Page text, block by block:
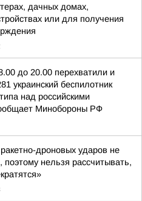
дачных домах,
или для получения
до 20.00 перехватили и
украинский беспилотник
над российскими
Минобороны РФ
дроновых ударов не
поэтому нельзя рассчитывать,